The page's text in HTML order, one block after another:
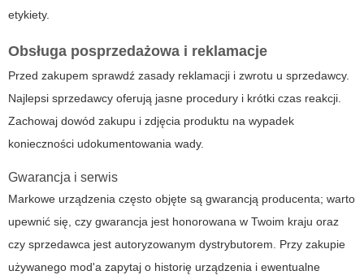
etykiety.
Obsługa posprzedażowa i reklamacje
Przed zakupem sprawdź zasady reklamacji i zwrotu u sprzedawcy.
Najlepsi sprzedawcy oferują jasne procedury i krótki czas reakcji.
Zachowaj dowód zakupu i zdjęcia produktu na wypadek
konieczności udokumentowania wady.
Gwarancja i serwis
Markowe urządzenia często objęte są gwarancją producenta; warto
upewnić się, czy gwarancja jest honorowana w Twoim kraju oraz
czy sprzedawca jest autoryzowanym dystrybutorem. Przy zakupie
używanego mod'a zapytaj o historię urządzenia i ewentualne